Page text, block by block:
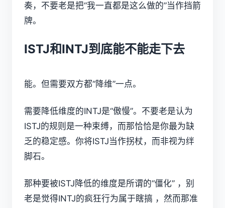
奏，不要老是把“我一直都是这么做的”当作挡箭
牌。
ISTJ和INTJ到底能不能走下去
能。但需要双方都“降维”一点。
需要降低维度的INTJ是“傲慢”。不要老是认为
ISTJ的规则是一种束缚，而那恰恰是你最为缺
乏的稳定感。你将ISTJ当作拐杖，而非视为绊
脚石。
那种要被ISTJ降低的维度是所谓的“僵化” ，别
老是觉得INTJ的疯狂行为属于瞎搞 ，然而那准